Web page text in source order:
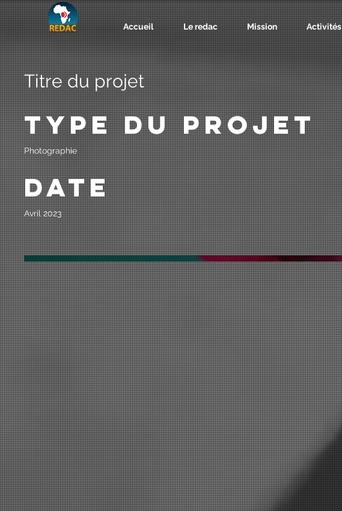
Accueil Le redac Mission Activités
Titre du projet
Type du projet
Photographie
Date
Avril 2023